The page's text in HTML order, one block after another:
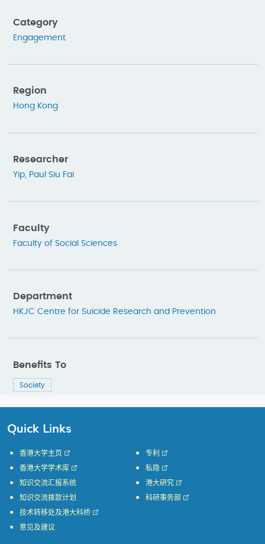
Category
Engagement
Region
Hong Kong
Researcher
Yip, Paul Siu Fai
Faculty
Faculty of Social Sciences
Department
HKJC Centre for Suicide Research and Prevention
Benefits To
Society
Quick Links
香港大学主页
香港大学学术库
知识交流汇报系统
知识交流拨款计划
专利
私隐
港大研究
科研事务部
技术转移处及港大科桥
意见及建议